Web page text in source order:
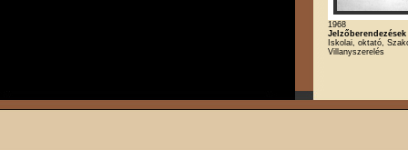
1968
Jelzőberendezések
Iskolai, oktató,
Villanyszerelés